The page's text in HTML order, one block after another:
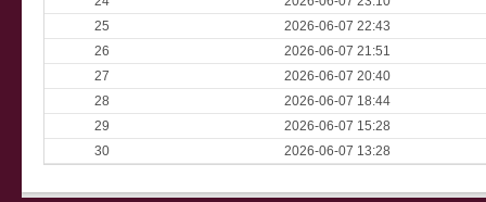
25
2026-06-07 22:43
26
2026-06-07 21:51
27
2026-06-07 20:40
28
2026-06-07 18:44
29
2026-06-07 15:28
30
2026-06-07 13:28